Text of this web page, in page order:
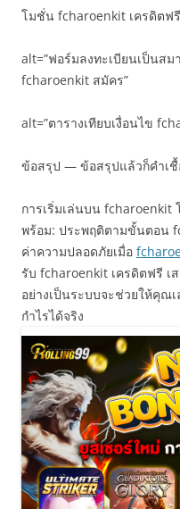
โมชั่น fcharoenkit เครดิตฟ
alt=”ฟอร์มลงทะเบียนเป็นส
fcharoenkit สมัคร”
alt=”ตารางเทียบเงื่อนไข
ข้อสรุป — ข้อสรุปแล้วก็คำเ
การเริ่มเล่นบน fcharoenkit
พร้อม: ประพฤติตามขั้นตอน
ค่าความปลอดภัยเมื่อ
รับ fcharoenkit เครดิตฟรี เ
อย่างเป็นระบบจะช่วยให้คุณ
กำไรได้จริง